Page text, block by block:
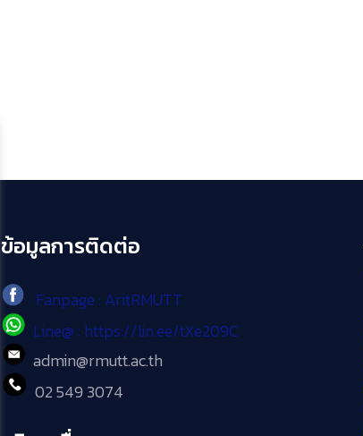
ข้อมูลการติดต่อ
Fanpage : AritRMUTT
Line@ : https://lin.ee/tXe209C
admin@rmutt.ac.th
02 549 3074